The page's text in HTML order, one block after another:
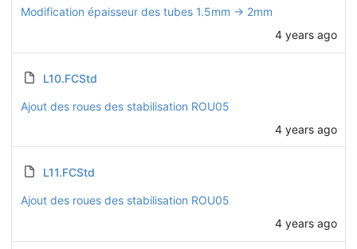
Modification épaisseur des tubes 1.5mm -> 2mm
4 years ago
L10.FCStd
Ajout des roues des stabilisation ROU05
4 years ago
L11.FCStd
Ajout des roues des stabilisation ROU05
4 years ago